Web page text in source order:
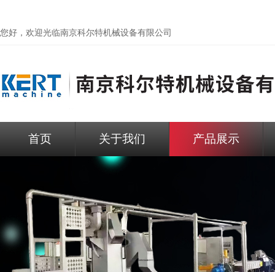
您好，欢迎光临南京科尔特机械设备有限公司
首页 关于我们 产品展示